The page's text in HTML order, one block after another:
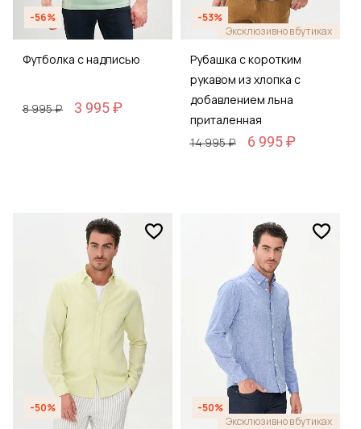
-56%
Футболка с надписью
8 995 ₽ 3 995 ₽
-53%
Эксклюзивно в бутиках
Рубашка с коротким
рукавом из хлопка с
добавлением льна
приталенная
14 995 ₽
6 995 ₽
-50%
-50%
Эксклюзивно в бутиках